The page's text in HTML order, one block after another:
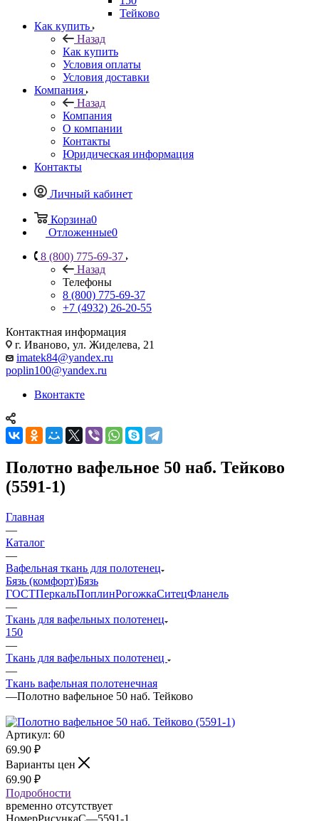
Тейково
Как купить
Назад
Как купить
Условия оплаты
Условия доставки
Компания
Назад
Компания
О компании
Контакты
Юридическая информация
Контакты
Личный кабинет
Корзина0
Отложенные0
8 (800) 775-69-37
Назад
Телефоны
8 (800) 775-69-37
+7 (4932) 26-20-55
Контактная информация
г. Иваново, ул. Жиделева, 21
imatek84@yandex.ru
poplin100@yandex.ru
Вконтакте
Полотно вафельное 50 наб. Тейково
(5591-1)
Главная
—
Каталог
—
Вафельная ткань для полотенец
Бязь (комфорт)Бязь
ГОСТПеркальПоплинРогожкаСитецФланель
—
Ткань для вафельных полотенец
150
—
Ткань для вафельных полотенец
—
Ткань вафельная полотенечная
—Полотно вафельное 50 наб. Тейково
Артикул: 60
69.90 ₽
Варианты цен
69.90 ₽
Подробности
временно отсутствует
НомерРисункаС—5591-1